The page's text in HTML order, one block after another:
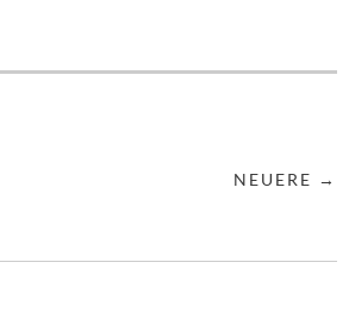
NEUERE →